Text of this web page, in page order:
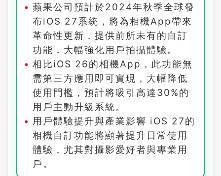
蘋果公司預計於2024年秋季全球發
布iOS 27系統，將為相機App帶來
革命性更新，提供前所未有的自訂
功能，大幅強化用戶拍攝體驗。
相比iOS 26的相機App，此功能無
需第三方應用即可實現，大幅降低
使用門檻，預計將吸引高達30%的
用戶主動升級系統。
用戶體驗提升與產業影響 iOS 27的
相機自訂功能將顯著提升日常使用
體驗，尤其對攝影愛好者與專業用
戶。